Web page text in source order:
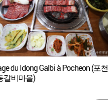
du Idong Galbi à Pocheon (포천
갈비마을)